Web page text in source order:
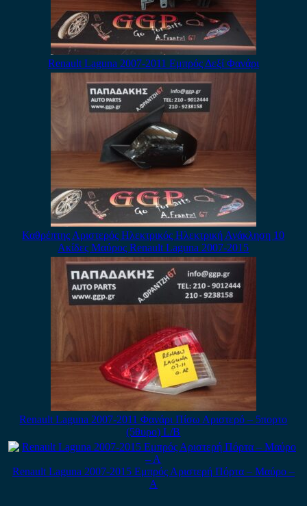
Renault Laguna 2007-2011 Εμπρός Δεξί Φανάρι
Καθρέπτης Αριστερός Ηλεκτρικός Ηλεκτρική Ανάκληση 10
Ακίδες Μαύρος Renault Laguna 2007-2015
Renault Laguna 2007-2011 Φανάρι Πίσω Αριστερό – 5πορτο
(5θυρο) L/B
Renault Laguna 2007-2015 Εμπρός Αριστερή Πόρτα – Μαύρο –
Α